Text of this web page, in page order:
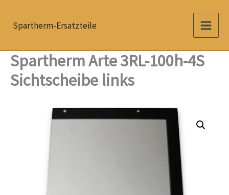
InhaltSpartherm-Ersatzteile
Spartherm Arte 3RL-100h-4S
Sichtscheibe links